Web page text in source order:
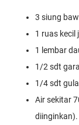
3 siung
1 ruas kecil
1 lembar
1/2 sdt
1/4 sdt
Air sekitar
diinginkan).